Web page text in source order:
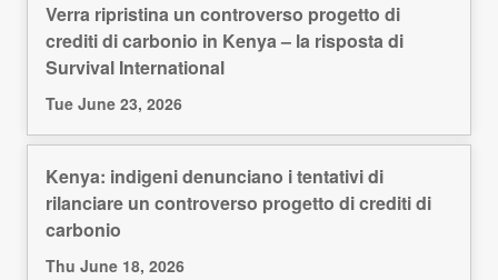
Verra ripristina un controverso progetto di
crediti di carbonio in Kenya – la risposta di
Survival International
Tue June 23, 2026
Kenya: indigeni denunciano i tentativi di
rilanciare un controverso progetto di crediti di
carbonio
Thu June 18, 2026